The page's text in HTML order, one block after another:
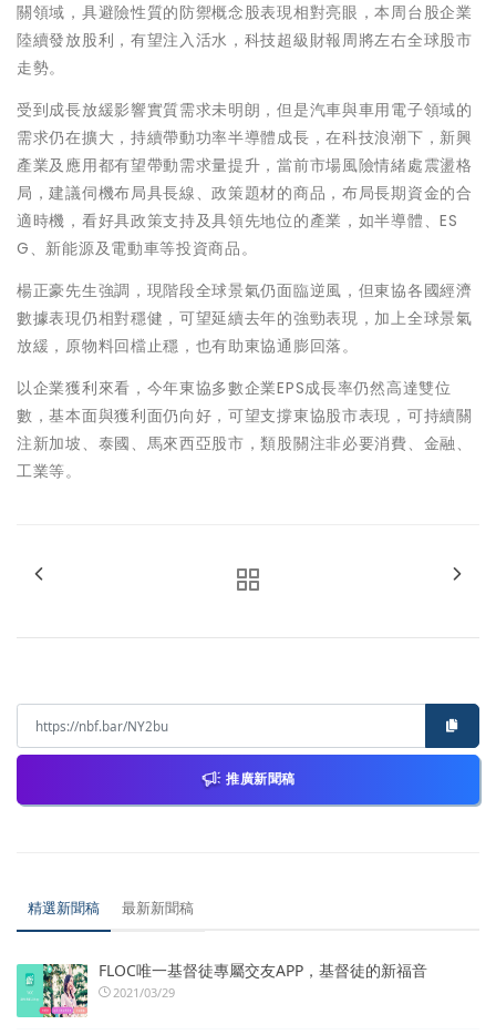
關領域，具避險性質的防禦概念股表現相對亮眼，本周台股企業
陸續發放股利，有望注入活水，科技超級財報周將左右全球股市
走勢。
受到成長放緩影響實質需求未明朗，但是汽車與車用電子領域的
需求仍在擴大，持續帶動功率半導體成長，在科技浪潮下，新興
產業及應用都有望帶動需求量提升，當前市場風險情緒處震盪格
局，建議伺機布局具長線、政策題材的商品，布局長期資金的合
適時機，看好具政策支持及具領先地位的產業，如半導體、ES
G、新能源及電動車等投資商品。
楊正豪先生強調，現階段全球景氣仍面臨逆風，但東協各國經濟
數據表現仍相對穩健，可望延續去年的強勁表現，加上全球景氣
放緩，原物料回檔止穩，也有助東協通膨回落。
以企業獲利來看，今年東協多數企業EPS成長率仍然高達雙位
數，基本面與獲利面仍向好，可望支撐東協股市表現，可持續關
注新加坡、泰國、馬來西亞股市，類股關注非必要消費、金融、
工業等。
推廣新聞稿
精選新聞稿 最新新聞稿
FLOC唯一基督徒專屬交友APP，基督徒的新福音
2021/03/29